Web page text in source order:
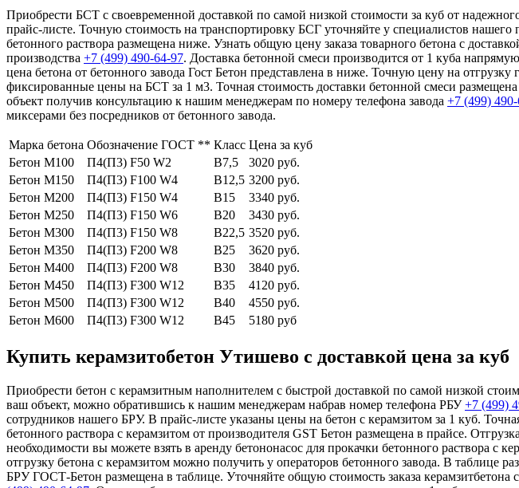
Приобрести БСТ с своевременной доставкой по самой низкой стоимости за куб от
прайс-листе. Точную стоимость на транспортировку БСГ уточняйте у специалистов
бетонного раствора размещена ниже. Узнать общую цену заказа товарного бетона с
производства +7 (499) 490-64-97. Доставка бетонной смеси производится от 1 куба
цена бетона от бетонного завода Гост Бетон представлена в ниже. Точную цену на
фиксированные цены на БСТ за 1 м3. Точная стоимость доставки бетонной смеси
объект получив консультацию к нашим менеджерам по номеру телефона завода +7 (499)
миксерами без посредников от бетонного завода.
Марка бетона Обозначение ГОСТ ** Класс Цена за куб
Бетон М100
П4(П3) F50 W2 В7,5
3020 руб.
Бетон М150
П4(П3) F100 W4 В12,5 3200 руб.
Бетон М200
П4(П3) F150 W4 В15
3340 руб.
Бетон М250
П4(П3) F150 W6 В20
3430 руб.
Бетон М300
П4(П3) F150 W8 В22,5 3520 руб.
Бетон М350
П4(П3) F200 W8 В25
3620 руб.
Бетон М400
П4(П3) F200 W8 В30
3840 руб.
Бетон М450
П4(П3) F300 W12 В35
4120 руб.
Бетон М500
П4(П3) F300 W12 В40
4550 руб.
Бетон М600
П4(П3) F300 W12 В45 5180 руб
Купить керамзитобетон Утишево с доставкой цена за куб
Приобрести бетон с керамзитным наполнителем с быстрой доставкой по самой низкой
ваш объект, можно обратившись к нашим менеджерам набрав номер телефона РБУ+7 (499)
сотрудников нашего БРУ. В прайс-листе указаны цены на бетон с керамзитом за 1 куб.
бетонного раствора с керамзитом от производителя GST Бетон размещена в прайсе.
необходимости вы можете взять в аренду бетононасос для прокачки бетонного раствора с
отгрузку бетона с керамзитом можно получить у операторов бетонного завода. В
БРУ ГОСТ-Бетон размещена в таблице. Уточняйте общую стоимость заказа